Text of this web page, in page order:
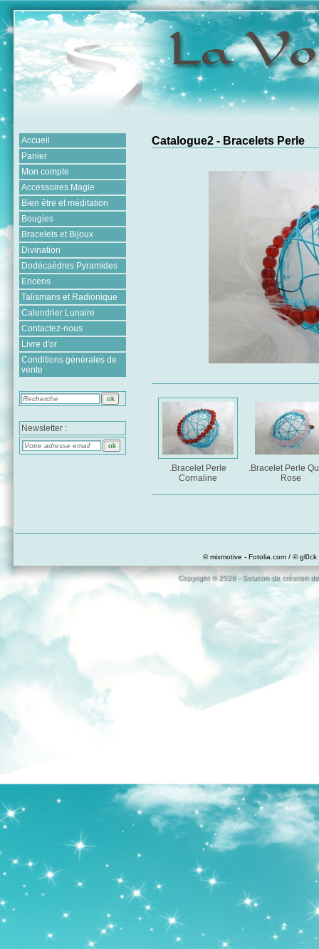
Accueil
Panier
Mon compte
Accessoires Magie
Bien être et méditation
Bougies
Bracelets et Bijoux
Divination
Dodécaèdres Pyramides
Encens
Talismans et Radionique
Calendrier Lunaire
Contactez-nous
Livre d'or
Conditions générales de
vente
Newsletter :
Catalogue2 - Bracelets Perle
.Bracelet Perle
Cornaline
.Bracelet Perle
Rose
© mixmotive - Fotolia.com / ©
Copyright © 2026 - Solution de création